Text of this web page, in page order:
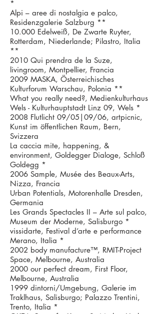
*
Alpi – aree di nostalgia e palco,
Residenzgalerie Salzburg **
10.000 Edelweiß, De Zwarte Ruyter,
Rotterdam, Niederlande; Pilastro, Italia
**
2010 Qui prendra de la Suze,
livingroom, Montpellier, Francia
2009 MASKA, Österreichisches
Kulturforum Warschau, Polonia **
What you really need?, Medienkulturhaus
Wels - Kulturhauptstadt Linz 09, Wels *
2008 Flutlicht 09/05|09/06, artpicnic,
Kunst im öffentlichen Raum, Bern,
Svizzera
La caccia mite, happening, &
environment, Goldegger Dialoge, Schloß
Goldegg *
2006 Sample, Musée des Beaux-Arts,
Nizza, Francia
Urban Potentials, Motorenhalle Dresden,
Germania
Les Grands Spectacles II – Arte sul palco,
Museum der Moderne, Salisburgo *
vissidarte, Festival d’arte e performance
Merano, Italia *
2002 body manufacture™, RMIT-Project
Space, Melbourne, Australia
2000 our perfect dream, First Floor,
Melbourne, Australia
1999 dintorni/Umgebung, Galerie im
Traklhaus, Salisburgo; Palazzo Trentini,
Trento, Italia *